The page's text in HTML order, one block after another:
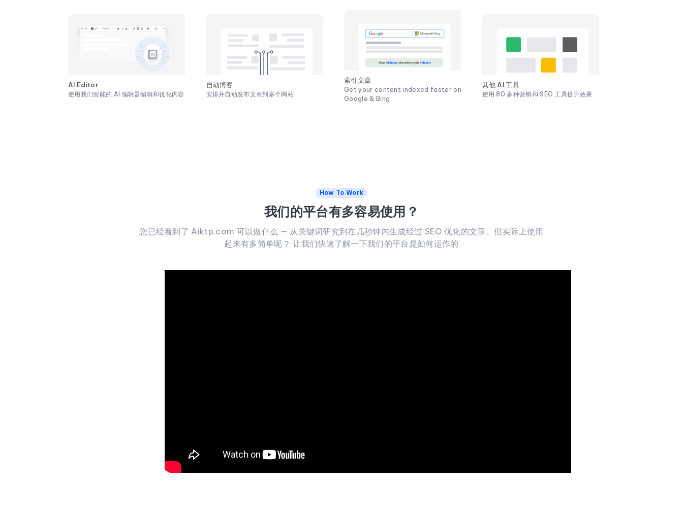
AI Editor
使用我们智能的 AI 编辑器编辑和优化内容
自动博客
安排并自动发布文章到多个网站
索引文章
Get your content indexed faster on
Google & Bing
其他 AI 工具
使用 80 多种营销和 SEO 工具提升效果
How To Work
我们的平台有多容易使用？
您已经看到了 Aiktp.com 可以做什么 — 从关键词研究到在几秒钟内生成经过 SEO 优化的文章。但实际上使用
起来有多简单呢？ 让我们快速了解一下我们的平台是如何运作的